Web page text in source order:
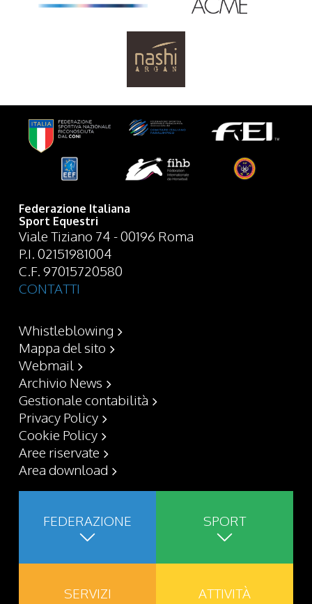
Federazione Italiana
Sport Equestri
Viale Tiziano 74 - 00196 Roma
P.I. 02151981004
C.F. 97015720580
CONTATTI
Whistleblowing
Mappa del sito
Webmail
Archivio News
Gestionale contabilità
Privacy Policy
Cookie Policy
Aree riservate
Area download
FEDERAZIONE SPORT
SERVIZI ATTIVITÀ